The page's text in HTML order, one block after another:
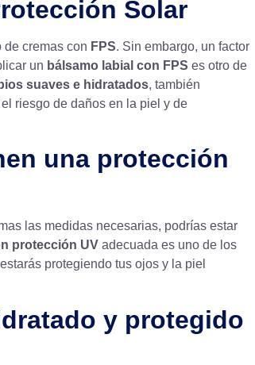
Solar
de cremas con FPS. Sin embargo, un factor
un bálsamo labial con FPS es otro de
suaves e hidratados, también
riesgo de daños en la piel y de
una protección
las medidas necesarias, podrías estar
protección UV adecuada es uno de los
protegiendo tus ojos y la piel
y protegido